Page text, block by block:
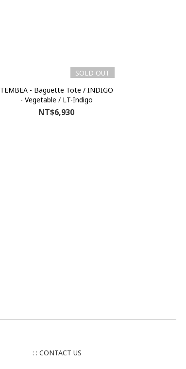
SOLD OUT
TEMBEA - Baguette Tote / INDIGO
- Vegetable / LT-Indigo
NT$6,930
: : CONTACT US